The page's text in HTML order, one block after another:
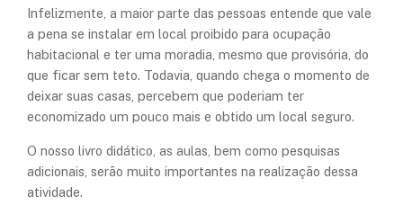
Infelizmente, a maior parte das pessoas entende que vale
a pena se instalar em local proibido para ocupação
habitacional e ter uma moradia, mesmo que provisória, do
que ficar sem teto. Todavia, quando chega o momento de
deixar suas casas, percebem que poderiam ter
economizado um pouco mais e obtido um local seguro.
O nosso livro didático, as aulas, bem como pesquisas
adicionais, serão muito importantes na realização dessa
atividade.